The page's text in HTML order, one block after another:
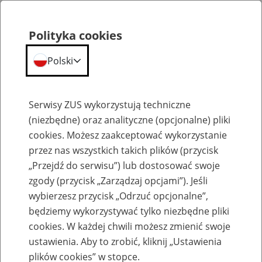
Emerytury
Baza zlikwidowanych lub
przekształconych zakładów pracy
Polityka cookies
Polski
Serwisy ZUS wykorzystują techniczne
(niezbędne) oraz analityczne (opcjonalne) pliki
cookies. Możesz zaakceptować wykorzystanie
przez nas wszystkich takich plików (przycisk
„Przejdź do serwisu”) lub dostosować swoje
zgody (przycisk „Zarządzaj opcjami”). Jeśli
wybierzesz przycisk „Odrzuć opcjonalne”,
będziemy wykorzystywać tylko niezbędne pliki
cookies. W każdej chwili możesz zmienić swoje
ustawienia. Aby to zrobić, kliknij „Ustawienia
plików cookies” w stopce.